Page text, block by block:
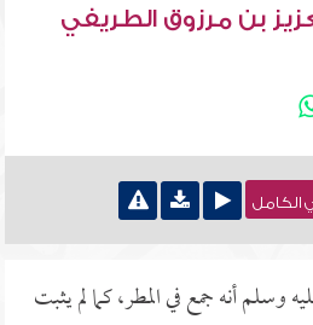
بن مرزوق الطريفي
الكامل
وسلم أنه جمع في المطر، كما لم يثبت